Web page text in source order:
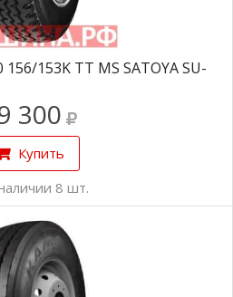
156/153K TT MS SATOYA SU-
300
Купить
8 шт.